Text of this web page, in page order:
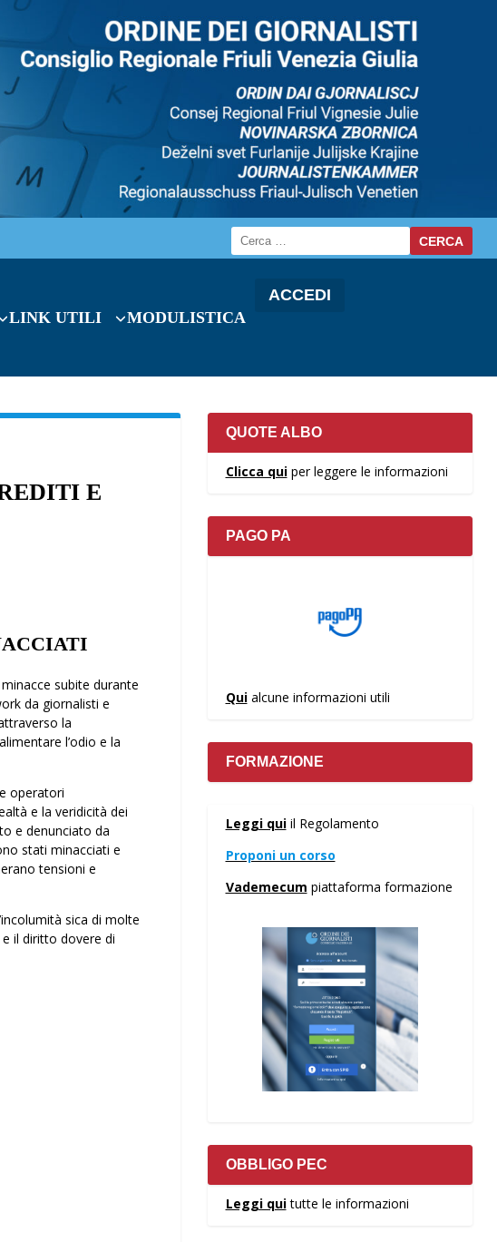
LINK UTILI MODULISTICA
ACCEDI
E
subite durante
da giornalisti e
la
l’odio e la
operatori
e la veridicità dei
e denunciato da
stati minacciati e
tensioni e
fisica di molte
il diritto dovere di
QUOTE ALBO
Clicca quiper leggere le informazioni
PAGO PA
Quialcune informazioni utili
FORMAZIONE
Leggi quiil Regolamento
Proponi un corso
Vademecum piattaforma formazione
OBBLIGO PEC
Leggi quitutte le informazioni